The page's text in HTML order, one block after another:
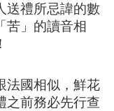
送禮所忌諱的數
苦」的讀音相
法國相似，鮮花
之前務必先行查